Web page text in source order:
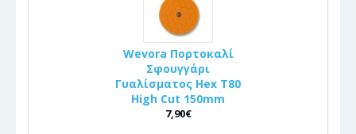
Wevora Πορτοκαλί
Σφουγγάρι
Γυαλίσματος Hex T80
High Cut 150mm
7,90€